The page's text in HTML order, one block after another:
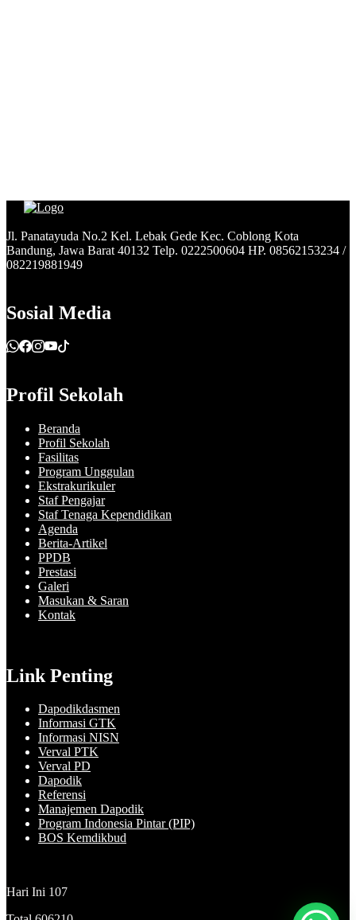
Jl. Panatayuda No.2 Kel. Lebak Gede Kec. Coblong Kota
Bandung, Jawa Barat 40132 Telp. 0222500604 HP. 08562153234 /
082219881949
Sosial Media
Profil Sekolah
Beranda
Profil Sekolah
Fasilitas
Program Unggulan
Ekstrakurikuler
Staf Pengajar
Staf Tenaga Kependidikan
Agenda
Berita-Artikel
PPDB
Prestasi
Galeri
Masukan & Saran
Kontak
Link Penting
Dapodikdasmen
Informasi GTK
Informasi NISN
Verval PTK
Verval PD
Dapodik
Referensi
Manajemen Dapodik
Program Indonesia Pintar (PIP)
BOS Kemdikbud
Hari Ini 107